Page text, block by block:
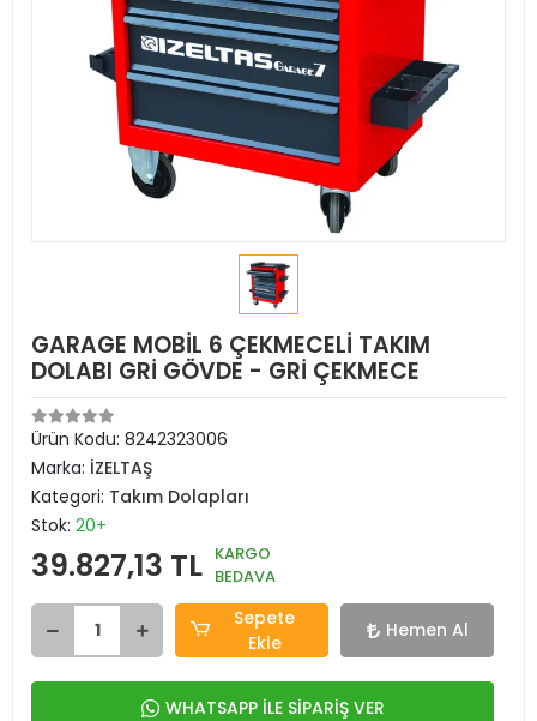
GARAGE MOBİL 6 ÇEKMECELİ TAKIM
DOLABI GRİ GÖVDE - GRİ ÇEKMECE
Ürün Kodu: 8242323006
Marka: İZELTAŞ
Kategori: Takım Dolapları
Stok: 20+
39.827,13 TL KARGO
BEDAVA
Sepete
Ekle
Hemen Al
WHATSAPP İLE SİPARİŞ VER